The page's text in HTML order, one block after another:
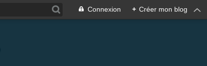
Connexion + Créer mon blog